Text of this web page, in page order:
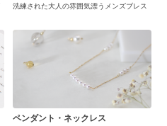
洗練された大人の雰囲気漂うメンズブレス
ペンダント・ネックレス